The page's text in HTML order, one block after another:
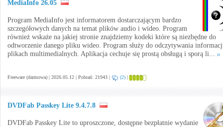
MediaInfo 26.05
Program MediaInfo jest informatorem dostarczającym bardzo
szczegółowych danych na temat plików audio i wideo. Program
również wskaże na jakiej stronie znajdziemy kodeki które są niezbędne do
odtworzenie danego pliku wideo. Program służy do odczytywania
plikach multimedialnych. Aplikacja cechuje się prostą obsługą i sporą li...
Freeware (darmowa) | 2026.05.12 | Pobrań: 21943 | (2) |
DVDFab Passkey Lite 9.4.7.8
DVDFab Passkey Lite to uproszczone, dostępne bezpłatnie wydanie